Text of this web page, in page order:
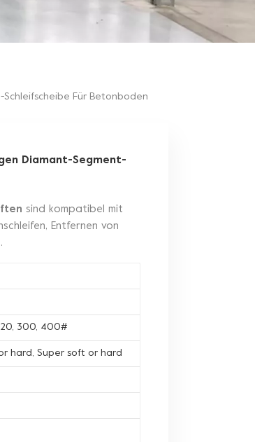
Für Betonboden
Diamant-Segment-
sind kompatibel mit
Entfernen von
300, 400#
hard, Super soft or hard